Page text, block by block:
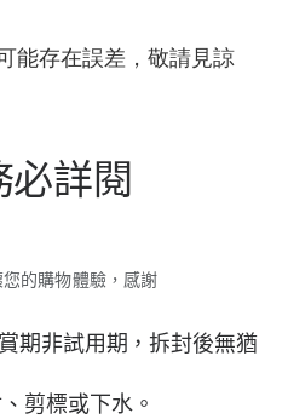
能存在誤差，敬請見諒
詳閱
的購物體驗，感謝
期非試用期，拆封後無猶
剪標或下水。